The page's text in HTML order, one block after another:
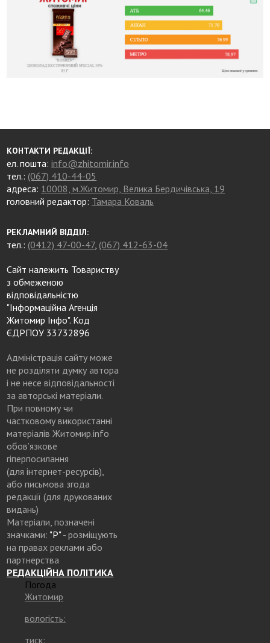
КОНТАКТИ РЕДАКЦІЇ:
ел. пошта:info@zhitomir.info
тел.: (067) 410-44-05
адреса: 10008, м.Житомир, Велика Бердичівська, 19
головний редактор: Тамара Коваль
РЕКЛАМНИЙ ВІДДІЛ:
тел.: (0412) 47-00-47, (067) 412-63-04
Сайт належить Товариству
з обмеженою
відповідальністю
"Інформаційна Агенція
Житомир Інфо". Код
ЄДРПОУ 33732896
Адміністрація сайту може
не розділяти думку автора
і не несе відповідальності
за авторські матеріали.
При повному чи
частковому використанні
матеріалів Житомир.info
обов’язкове
гіперпосилання
(для інтернет-ресурсів),
або письмова згода
редакції (для друкованих
видань)
Матеріали, позначені
значками: "Р"- розміщують
на правах реклами або
партнерства
РЕДАКЦІЙНА ПОЛІТИКА
Погода
Житомир
вологість:
тиск: